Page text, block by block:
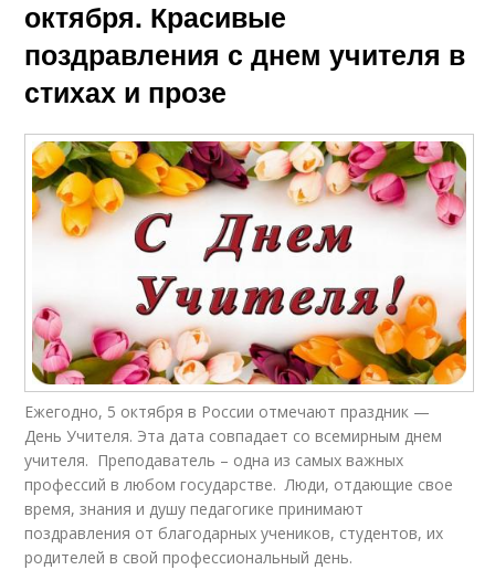
октября. Красивые
поздравления с днем учителя в
стихах и прозе
Ежегодно, 5 октября в России отмечают праздник —
День Учителя. Эта дата совпадает со всемирным днем
учителя. Преподаватель – одна из самых важных
профессий в любом государстве. Люди, отдающие свое
время, знания и душу педагогике принимают
поздравления от благодарных учеников, студентов, их
родителей в свой профессиональный день.